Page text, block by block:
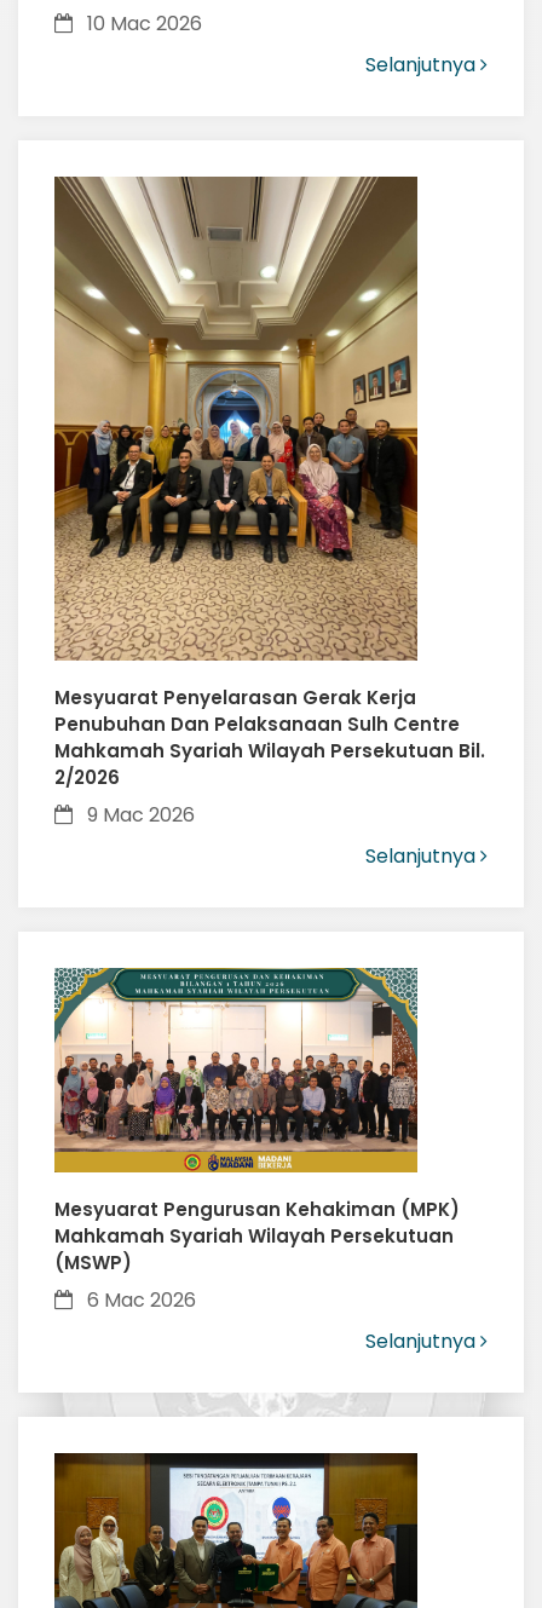
10 Mac 2026
Selanjutnya
Mesyuarat Penyelarasan Gerak Kerja
Penubuhan Dan Pelaksanaan Sulh Centre
Mahkamah Syariah Wilayah Persekutuan Bil.
2/2026
9 Mac 2026
Selanjutnya
Mesyuarat Pengurusan Kehakiman (MPK)
Mahkamah Syariah Wilayah Persekutuan
(MSWP)
6 Mac 2026
Selanjutnya